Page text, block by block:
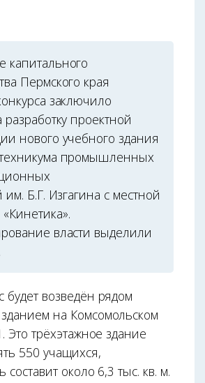
капитального
Пермского края
заключило
разработку проектной
нового учебного здания
промышленных
им. Б.Г. Изгагина с местной
власти выделили
будет возведён рядом
на Комсомольском
Это трёхэтажное здание
550 учащихся,
составит около 6,3 тыс. кв. м.